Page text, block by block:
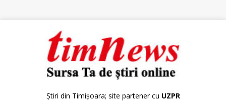
Știri din Timișoara; site partener cu UZPR